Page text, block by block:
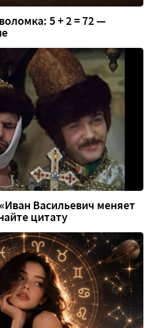
5 + 2 = 72 —
Васильевич меняет
цитату